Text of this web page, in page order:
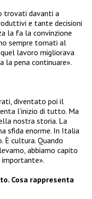
trovati davanti a
e tante decisioni
la fa la convinzione
sempre tornati al
lavoro migliorava
la pena continuare».
diventato poi il
l’inizio di tutto. Ma
nostra storia. La
sfida enorme. In Italia
È cultura. Quando
abbiamo capito
Cosa rappresenta